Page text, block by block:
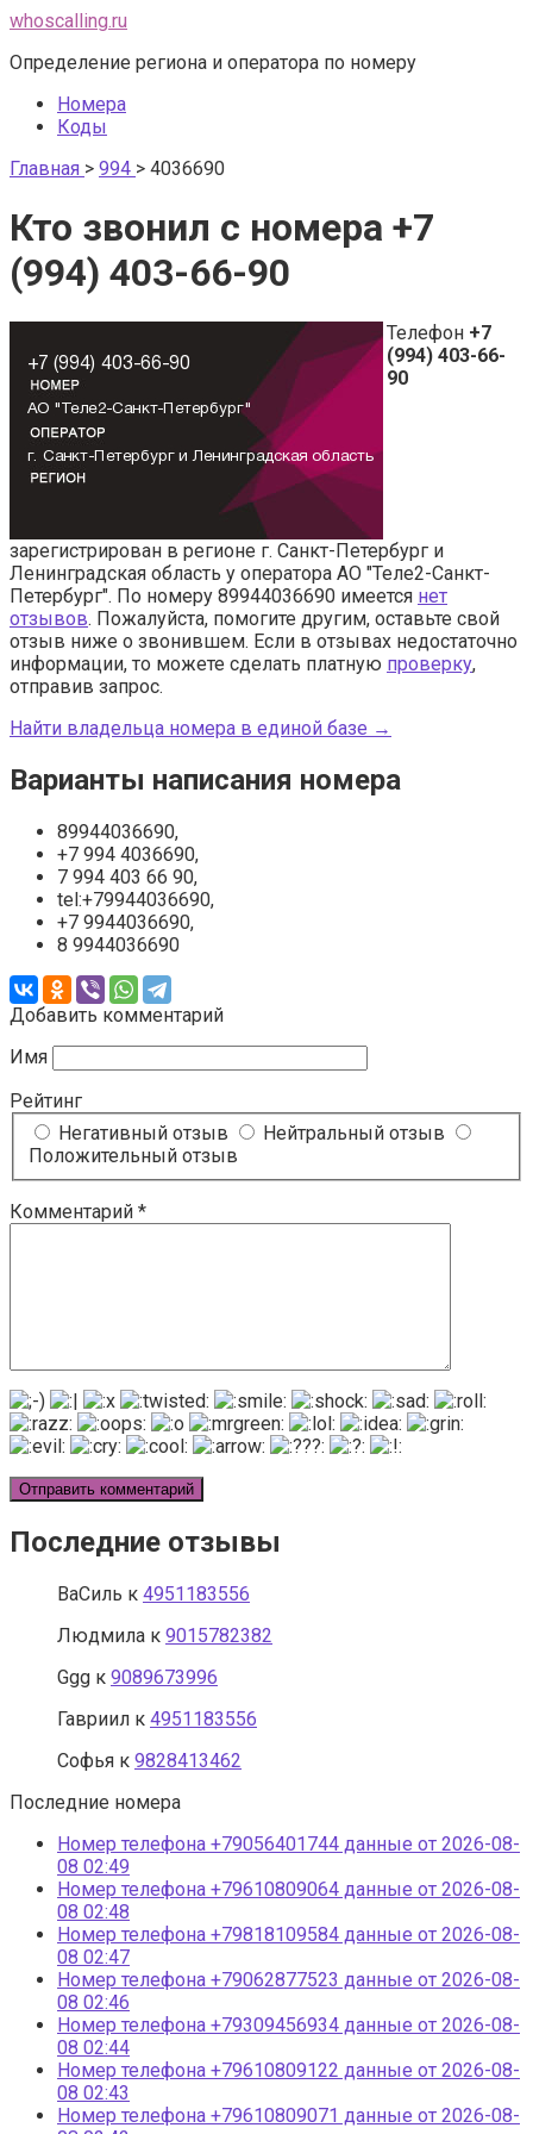
Перейти
контенту
whoscalling.ru
Определение региона и оператора по номеру
Номера
Коды
Главная > 994 > 4036690
Кто звонил с номера +7
(994) 403-66-90
Телефон +7
(994) 403-66-
90
зарегистрирован в регионе г. Санкт-Петербург и
Ленинградская область у оператора АО "Теле2-Санкт-
Петербург". По номеру 89944036690 имеется нет
отзывов. Пожалуйста, помогите другим, оставьте свой
отзыв ниже о звонившем. Если в отзывах недостаточно
информации, то можете сделать платную проверку,
отправив запрос.
Найти владельца номера в единой базе →
Варианты написания номера
89944036690,
+7 994 4036690,
7 994 403 66 90,
tel:+79944036690,
+7 9944036690,
8 9944036690
Добавить комментарий
Имя
Рейтинг
Негативный отзыв
Нейтральный отзыв
Положительный отзыв
Комментарий *
Последние отзывы
ВаСиль к 4951183556
Людмила к 9015782382
Ggg к 9089673996
Гавриил к 4951183556
Софья к 9828413462
Последние номера
Номер телефона +79056401744 данные от 2026-08-
08 02:49
Номер телефона +79610809064 данные от 2026-08-
08 02:48
Номер телефона +79818109584 данные от 2026-08-
08 02:47
Номер телефона +79062877523 данные от 2026-08-
08 02:46
Номер телефона +79309456934 данные от 2026-08-
08 02:44
Номер телефона +79610809122 данные от 2026-08-
08 02:43
Номер телефона +79610809071 данные от 2026-08-